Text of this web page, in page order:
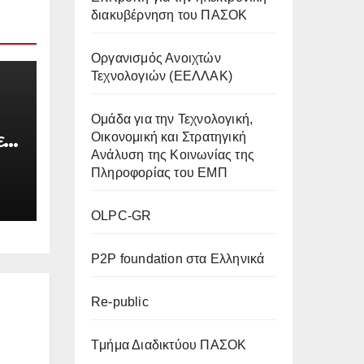
διακυβέρνηση του ΠΑΣΟΚ
Οργανισμός Ανοιχτών
Τεχνολογιών (ΕΕΛΛΑΚ)
Oμάδα για την Τεχνολογική,
Οικονομική και Στρατηγική
Ανάλυση της Κοινωνίας της
Πληροφορίας του ΕΜΠ
OLPC-GR
P2P foundation στα Ελληνικά
Re-public
Tμήμα Διαδικτύου ΠΑΣΟΚ